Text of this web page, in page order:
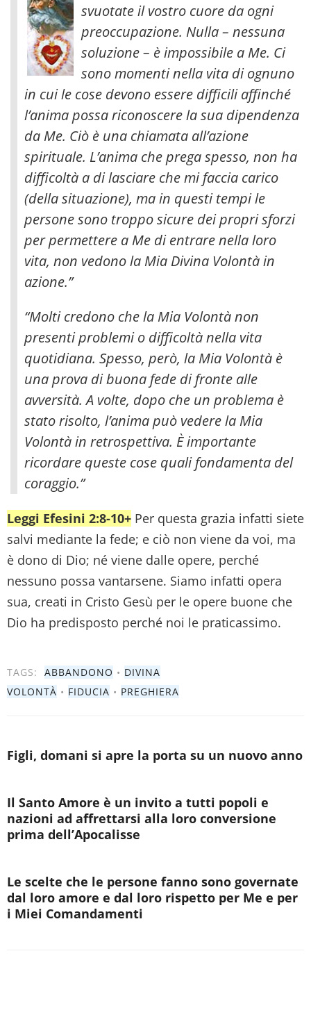
svuotate il vostro cuore da ogni
preoccupazione. Nulla – nessuna
soluzione – è impossibile a Me. Ci
sono momenti nella vita di ognuno
in cui le cose devono essere difficili affinché
l’anima possa riconoscere la sua dipendenza
da Me. Ciò è una chiamata all’azione
spirituale. L’anima che prega spesso, non ha
difficoltà a di lasciare che mi faccia carico
(della situazione), ma in questi tempi le
persone sono troppo sicure dei propri sforzi
per permettere a Me di entrare nella loro
vita, non vedono la Mia Divina Volontà in
azione.”
“Molti credono che la Mia Volontà non
presenti problemi o difficoltà nella vita
quotidiana. Spesso, però, la Mia Volontà è
una prova di buona fede di fronte alle
avversità. A volte, dopo che un problema è
stato risolto, l’anima può vedere la Mia
Volontà in retrospettiva. È importante
ricordare queste cose quali fondamenta del
coraggio.”
Leggi Efesini 2:8-10+ Per questa grazia infatti siete
salvi mediante la fede; e ciò non viene da voi, ma
è dono di Dio; né viene dalle opere, perché
nessuno possa vantarsene. Siamo infatti opera
sua, creati in Cristo Gesù per le opere buone che
Dio ha predisposto perché noi le praticassimo.
TAGS: ABBANDONO • DIVINA
VOLONTÀ • FIDUCIA • PREGHIERA
Figli, domani si apre la porta su un nuovo anno
Il Santo Amore è un invito a tutti popoli e
nazioni ad affrettarsi alla loro conversione
prima dell’Apocalisse
Le scelte che le persone fanno sono governate
dal loro amore e dal loro rispetto per Me e per
i Miei Comandamenti